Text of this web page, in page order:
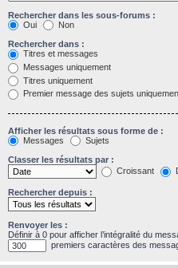
Rechercher dans les sous-forums :
Oui
Non
Rechercher dans :
Titres et messages
Messages uniquement
Titres uniquement
Premier message des sujets
Afficher les résultats sous forme de :
Messages
Sujets
Classer les résultats par :
Croissant
Rechercher depuis :
Renvoyer les :
Définir à 0 pour afficher l’intégralité du
premiers caractères des